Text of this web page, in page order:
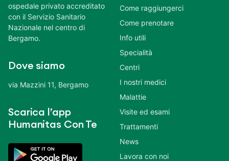
ospedale privato accreditato
con il Servizio Sanitario
Nazionale nel centro di
Bergamo.
Dove siamo
via Mazzini 11, Bergamo
Scarica l’app
Humanitas Con Te
Come raggiungerci
Come prenotare
Info utili
Specialità
Centri
I nostri medici
Malattie
Visite ed esami
Trattamenti
News
Lavora con noi